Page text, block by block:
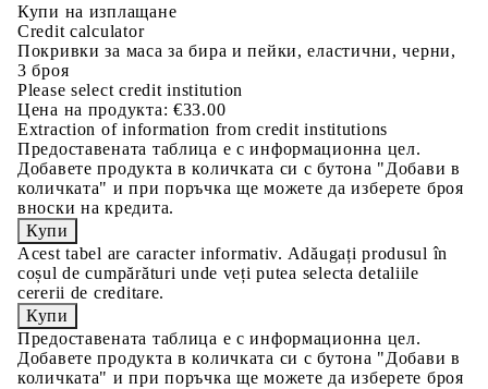
Купи на изплащане
Credit calculator
Покривки за маса за бира и пейки, еластични, черни,
3 броя
Please select credit institution
Цена на продукта: €33.00
Extraction of information from credit institutions
Предоставената таблица е с информационна цел.
Добавете продукта в количката си с бутона "Добави в
количката" и при поръчка ще можете да изберете броя
вноски на кредита.
Acest tabel are caracter informativ. Adăugați produsul în
coșul de cumpărături unde veți putea selecta detaliile
cererii de creditare.
Предоставената таблица е с информационна цел.
Добавете продукта в количката си с бутона "Добави в
количката" и при поръчка ще можете да изберете броя